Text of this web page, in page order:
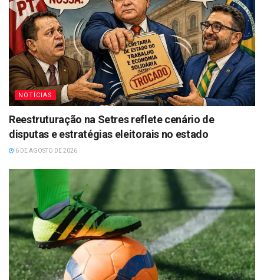
NOTÍCIAS
Reestruturação na Setres reflete cenário de
disputas e estratégias eleitorais no estado
6 DE AGOSTO DE 2026